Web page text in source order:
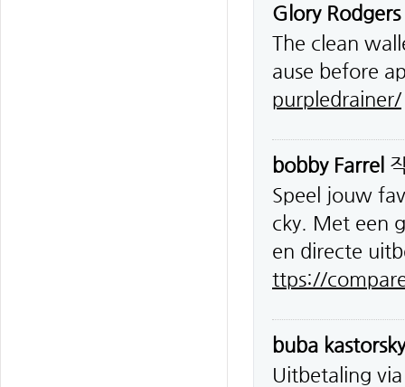
Glory Rodgers
The clean
ause before
purpledrainer/
bobby Farrel
Speel jouw
cky. Met een
en directe
ttps://
buba kastorsky
Uitbetaling